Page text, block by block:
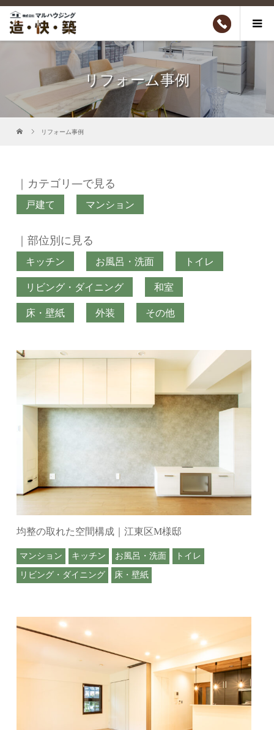
リフォーム事例
リフォーム事例
｜カテゴリ―で見る
戸建て マンション
｜部位別に見る
キッチン お風呂・洗面
トイレ
リビング・ダイニング
和室
床・壁紙
外装 その他
均整の取れた空間構成｜江東区M様邸
マンション キッチン お風呂・洗面
トイレ
リビング・ダイニング
床・壁紙